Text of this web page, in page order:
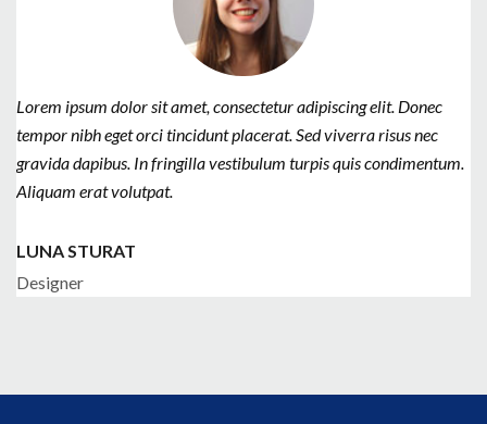
Lorem ipsum dolor sit amet, consectetur adipiscing elit. Donec
tempor nibh eget orci tincidunt placerat. Sed viverra risus nec
gravida dapibus. In fringilla vestibulum turpis quis condimentum.
Aliquam erat volutpat.
LUNA STURAT
Designer